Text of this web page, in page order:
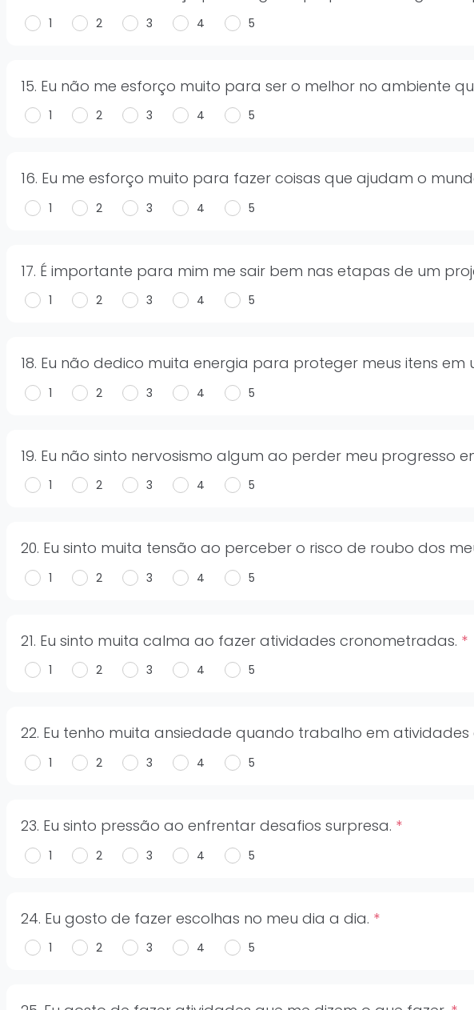
1 2 3 4 5
15. Eu não me esforço muito para ser o melhor no ambiente
1 2 3 4 5
16. Eu me esforço muito para fazer coisas que ajudam o
1 2 3 4 5
17. É importante para mim me sair bem nas etapas de um
1 2 3 4 5
18. Eu não dedico muita energia para proteger meus itens em
1 2 3 4 5
19. Eu não sinto nervosismo algum ao perder meu progresso
1 2 3 4 5
20. Eu sinto muita tensão ao perceber o risco de roubo dos
1 2 3 4 5
21. Eu sinto muita calma ao fazer atividades cronometradas. *
1 2 3 4 5
22. Eu tenho muita ansiedade quando trabalho em
1 2 3 4 5
23. Eu sinto pressão ao enfrentar desafios surpresa. *
1 2 3 4 5
24. Eu gosto de fazer escolhas no meu dia a dia. *
1 2 3 4 5